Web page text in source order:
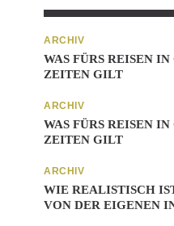
ARCHIV
WAS FÜRS REISEN
ZEITEN GILT
ARCHIV
WAS FÜRS REISEN
ZEITEN GILT
ARCHIV
WIE REALISTISCH
VON DER EIGENEN